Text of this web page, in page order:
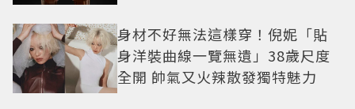
身材不好無法這樣穿！倪妮「貼
身洋裝曲線一覽無遺」38歲尺度
全開 帥氣又火辣散發獨特魅力